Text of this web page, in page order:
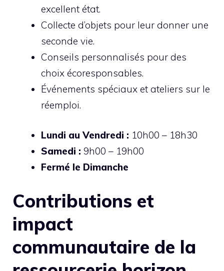
excellent état.
Collecte d’objets pour leur donner une
seconde vie.
Conseils personnalisés pour des
choix écoresponsables.
Événements spéciaux et ateliers sur le
réemploi.
Lundi au Vendredi : 10h00 – 18h30
Samedi : 9h00 – 19h00
Fermé le Dimanche
Contributions et
impact
communautaire de la